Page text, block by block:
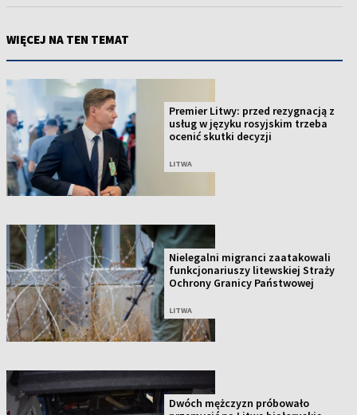
WIĘCEJ NA TEN TEMAT
Premier Litwy: przed rezygnacją z
usług w języku rosyjskim trzeba
ocenić skutki decyzji
LITWA
Nielegalni migranci zaatakowali
funkcjonariuszy litewskiej Straży
Ochrony Granicy Państwowej
LITWA
Dwóch mężczyzn próbowało